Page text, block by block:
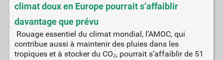
climat doux en Europe pourrait s’affaiblir
davantage que prévu
Rouage essentiel du climat mondial, l’AMOC, qui
contribue aussi à maintenir des pluies dans les
tropiques et à stocker du CO₂, pourrait s’affaiblir de 51